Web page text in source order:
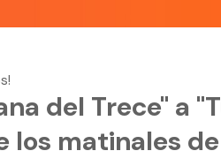
del Trece" a
los matinales de